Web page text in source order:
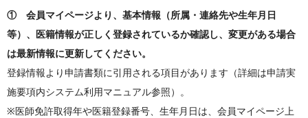
① 会員マイページより、基本情報（所属・連絡先や生年月日
等）、医籍情報が正しく登録されているか確認し、変更がある場合
は最新情報に更新してください。
登録情報より申請書類に引用される項目があります（詳細は申請実
施要項内システム利用マニュアル参照）。
※医師免許取得年や医籍登録番号、生年月日は、会員マイページ上